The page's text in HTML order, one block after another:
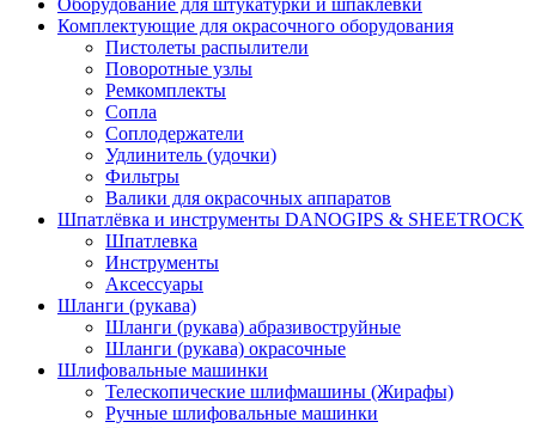
Комплектующие для окрасочного оборудования
Пистолеты распылители
Поворотные узлы
Ремкомплекты
Сопла
Соплодержатели
Удлинитель (удочки)
Фильтры
Валики для окрасочных аппаратов
Шпатлёвка и инструменты DANOGIPS & SHEETROCK
Шпатлевка
Инструменты
Аксессуары
Шланги (рукава)
Шланги (рукава) абразивоструйные
Шланги (рукава) окрасочные
Шлифовальные машинки
Телескопические шлифмашины (Жирафы)
Ручные шлифовальные машинки